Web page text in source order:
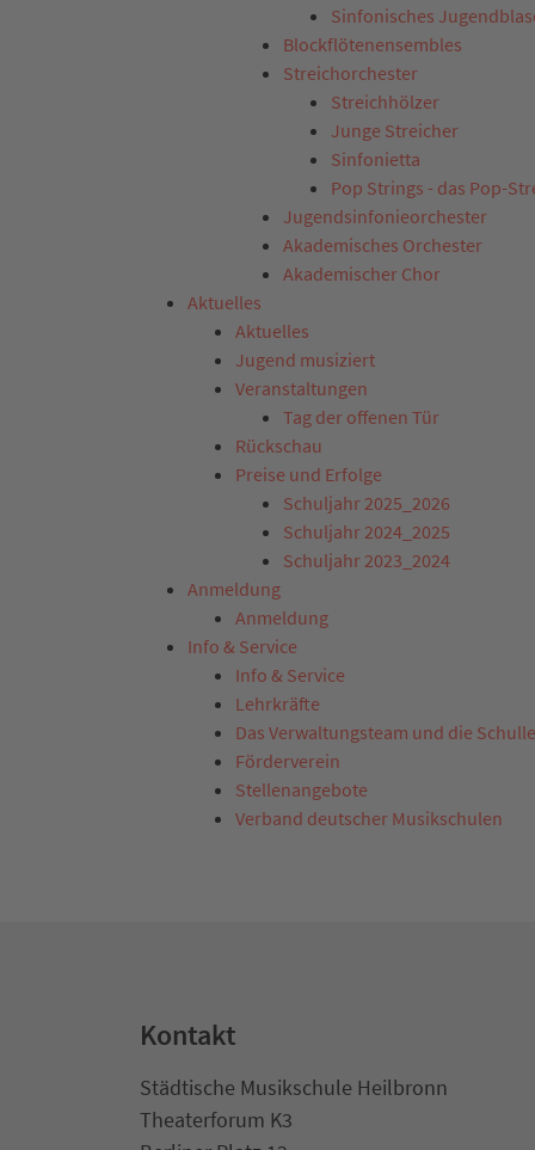
Sinfonisches
Blockflötenensembles
Streichorchester
Streichhölzer
Junge Streicher
Sinfonietta
Pop Strings - das Pop-
Jugendsinfonieorchester
Akademisches Orchester
Akademischer Chor
Aktuelles
Aktuelles
Jugend musiziert
Veranstaltungen
Tag der offenen Tür
Rückschau
Preise und Erfolge
Schuljahr 2025_2026
Schuljahr 2024_2025
Schuljahr 2023_2024
Anmeldung
Anmeldung
Info & Service
Info & Service
Lehrkräfte
Das Verwaltungsteam und die
Förderverein
Stellenangebote
Verband deutscher Musikschulen
Kontakt
Städtische Musikschule Heilbronn
Theaterforum K3